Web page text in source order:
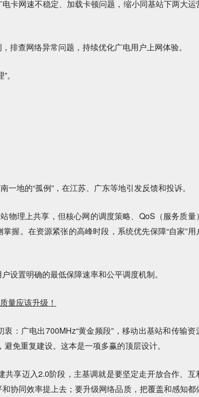
网速不稳定、加载卡顿问题，缩小同基站下两大运
查网络异常问题，持续优化广电用户上网体验。
地的“孤例”，在江苏、广东等地引发反馈和投诉。
理上共享，但核心网的调度策略、QoS（服务质量
握。在资源紧张的高峰时段，系统优先保障“自家”用
置明确的最低保障速率和公平调度机制。
质量应该升级！
广电出700MHz“黄金频段”，移动出基站和传输资
免重复建设。这本是一项多赢的顶层设计。
享迈入2.0阶段，主基调就是要坚定走开放合作、互
协同效率提上去；要升级网络品质，把覆盖和感知都